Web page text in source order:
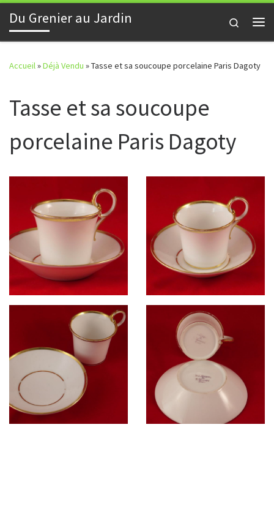
Skip to content
Du Grenier au Jardin
Search
Accueil»Déjà Vendu »Tasse et sa soucoupe porcelaine Paris Dagoty
Tasse et sa soucoupe
porcelaine Paris Dagoty